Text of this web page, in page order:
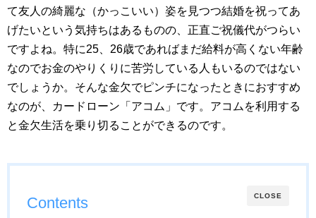
て友人の綺麗な（かっこいい）姿を見つつ結婚を祝ってあ
げたいという気持ちはあるものの、正直ご祝儀代がつらい
ですよね。特に25、26歳であればまだ給料が高くない年齢
なのでお金のやりくりに苦労している人もいるのではない
でしょうか。そんな金欠でピンチになったときにおすすめ
なのが、カードローン「アコム」です。アコムを利用する
と金欠生活を乗り切ることができるのです。
CLOSE
Contents